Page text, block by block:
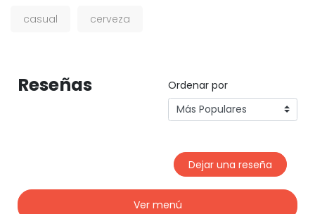
casual cerveza
Reseñas Ordenar por
Dejar una reseña
Ver menú